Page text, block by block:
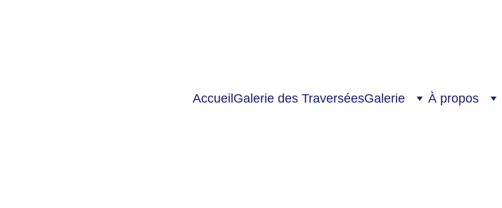
Accueil Galerie des TraverséesGalerie À propos